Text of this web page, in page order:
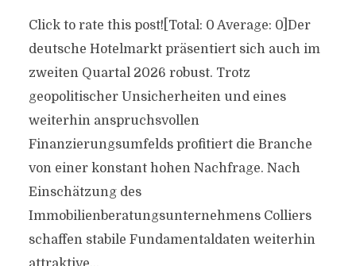
Click to rate this post![Total: 0 Average: 0]Der
deutsche Hotelmarkt präsentiert sich auch im
zweiten Quartal 2026 robust. Trotz
geopolitischer Unsicherheiten und eines
weiterhin anspruchsvollen
Finanzierungsumfelds profitiert die Branche
von einer konstant hohen Nachfrage. Nach
Einschätzung des
Immobilienberatungsunternehmens Colliers
schaffen stabile Fundamentaldaten weiterhin